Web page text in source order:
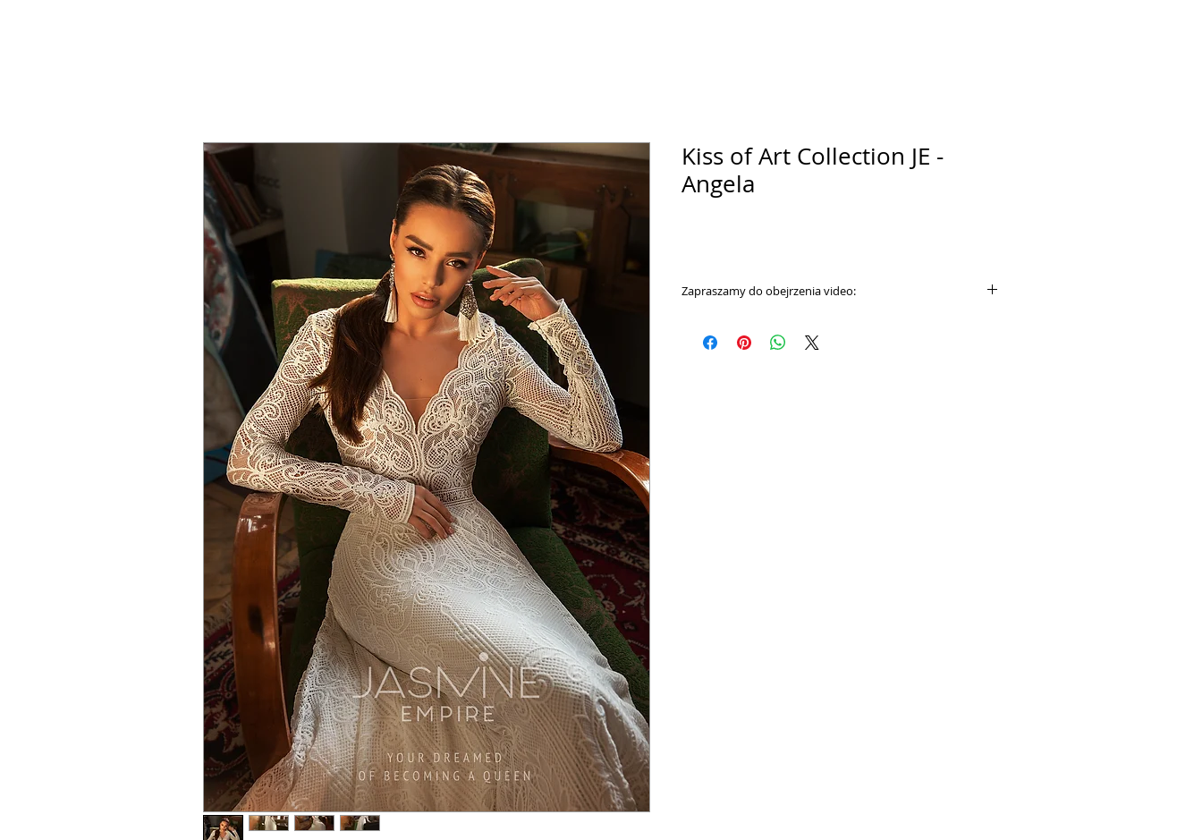
Kiss of Art Collection JE -
Angela
Zapraszamy do obejrzenia video:
search_query=valdi+bride